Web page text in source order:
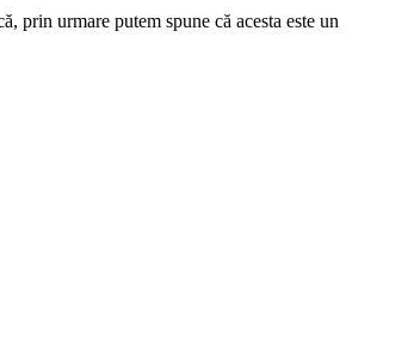
prin urmare putem spune că acesta este un